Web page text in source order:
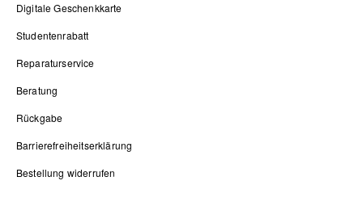
Digitale Geschenkkarte
Studentenrabatt
Reparaturservice
Beratung
Rückgabe
Barrierefreiheitserklärung
Bestellung widerrufen